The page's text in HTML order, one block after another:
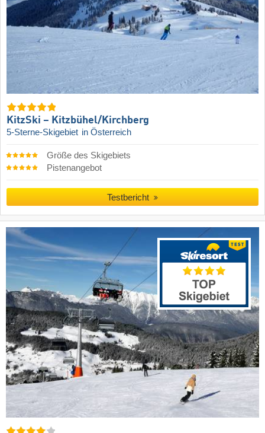
KitzSki – Kitzbühel/​Kirchberg
5-Sterne-Skigebiet in Österreich
Größe des Skigebiets
Pistenangebot
Testbericht